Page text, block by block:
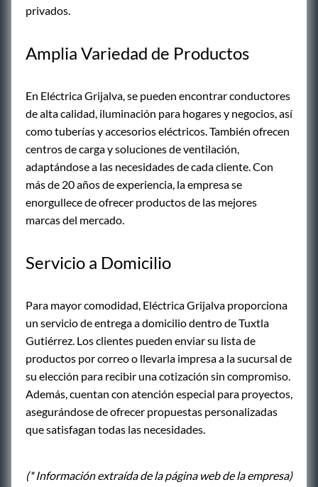
privados.
Amplia Variedad de Productos
En Eléctrica Grijalva, se pueden encontrar conductores
de alta calidad, iluminación para hogares y negocios, así
como tuberías y accesorios eléctricos. También ofrecen
centros de carga y soluciones de ventilación,
adaptándose a las necesidades de cada cliente. Con
más de 20 años de experiencia, la empresa se
enorgullece de ofrecer productos de las mejores
marcas del mercado.
Servicio a Domicilio
Para mayor comodidad, Eléctrica Grijalva proporciona
un servicio de entrega a domicilio dentro de Tuxtla
Gutiérrez. Los clientes pueden enviar su lista de
productos por correo o llevarla impresa a la sucursal de
su elección para recibir una cotización sin compromiso.
Además, cuentan con atención especial para proyectos,
asegurándose de ofrecer propuestas personalizadas
que satisfagan todas las necesidades.
(* Información extraída de la página web de la empresa)